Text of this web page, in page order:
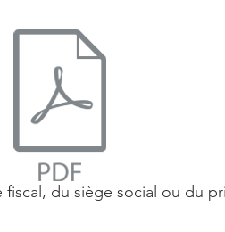
du siège social ou du